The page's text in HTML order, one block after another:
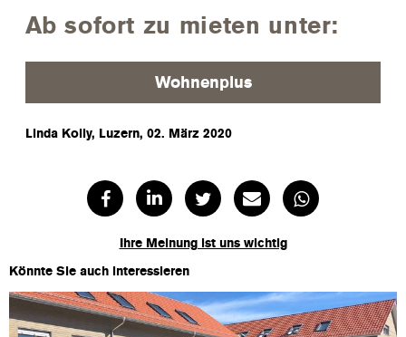
Ab sofort zu mieten unter:
Wohnenplus
Linda Kolly, Luzern, 02. März 2020
Ihre Meinung ist uns wichtig
Könnte Sie auch interessieren